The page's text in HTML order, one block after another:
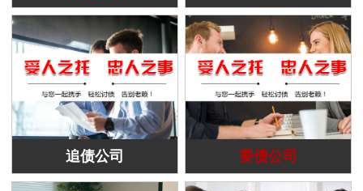
追债公司 要债公司